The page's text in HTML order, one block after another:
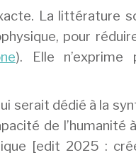
La littérature
pour
). Elle
serait dédié à la
de
[edit 2025 :